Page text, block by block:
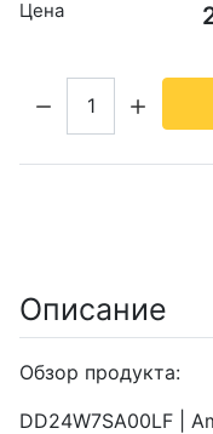
Цена
Описание
Обзор продукта:
DD24W7SA00LF |